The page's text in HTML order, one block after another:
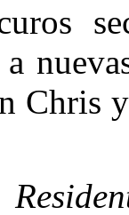
Chris